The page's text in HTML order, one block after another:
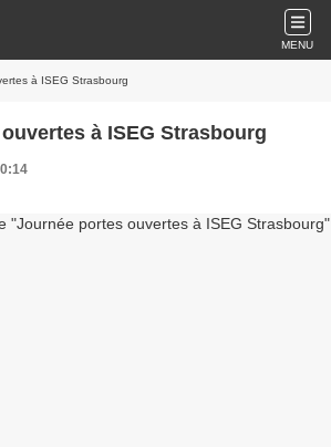
MENU
à ISEG Strasbourg
à ISEG Strasbourg